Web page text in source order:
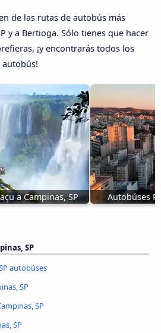
de las rutas de autobús más
y a Bertioga. Sólo tienes que hacer
¡y encontrarás todos los
a Campinas, SP Autobúses
SP
autobúses
SP
SP
SP